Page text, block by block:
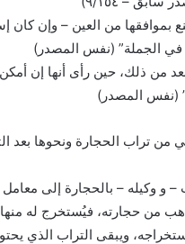
بموافقها من العين – وإن
في الجملة” (نفس المصدر)
من ذلك، حين رأى أنها إن
(نفس المصدر)
من تراب الحجارة ونحوها بعد
و وكيله – بالحجارة إلى
من حجارته، فيُستخرج له منها
ويبقى التراب الذي